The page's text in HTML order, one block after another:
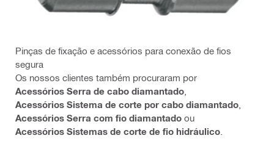
Pinças de fixação e acessórios para conexão de fios
segura
Os nossos clientes também procuraram por
Acessórios Serra de cabo diamantado
Acessórios Sistema de corte por cabo diamantado
Acessórios Serra com fio diamantado ou
Acessórios Sistemas de corte de fio hidráulico